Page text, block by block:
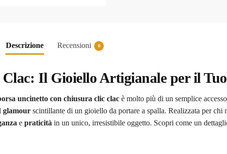
Descrizione Recensioni 0
Il Gioiello Artigianale per il
uncinetto con chiusura clic clacè molto più di un semplice
glamourscintillante di un gioiello da portare a spalla. Realizzata per chi
e praticità in un unico, irresistibile oggetto. Scopri come un